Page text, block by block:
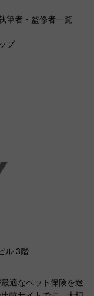
筆者・監修者一覧
プ
ル 3階
適なペット保険を迷